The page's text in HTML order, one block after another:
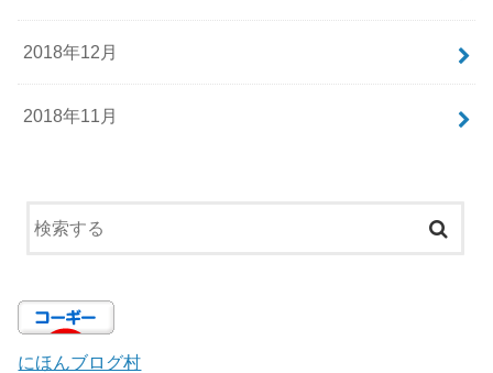
2018年12月
2018年11月
にほんブログ村